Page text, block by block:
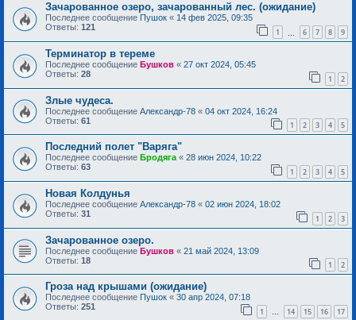
Зачарованное озеро, зачарованный лес. (ожидание)
Последнее сообщение Пушок « 14 фев 2025, 09:35
Ответы: 121 1 6 7 8 9
Терминатор в тереме
Последнее сообщение Бушков « 27 окт 2024, 05:45
Ответы: 28 1 2
Злые чудеса.
Последнее сообщение Александр-78 « 04 окт 2024, 16:24
Ответы: 61 1 2 3 4 5
Последний полет "Варяга"
Последнее сообщение Бродяга « 28 июн 2024, 10:22
Ответы: 63 1 2 3 4 5
Новая Колдунья
Последнее сообщение Александр-78 « 02 июн 2024, 18:02
Ответы: 31 1 2 3
Зачарованное озеро.
Последнее сообщение Бушков « 21 май 2024, 13:09
Ответы: 18 1 2
Гроза над крышами (ожидание)
Последнее сообщение Пушок « 30 апр 2024, 07:18
Ответы: 251 1 … 14 15 16 17